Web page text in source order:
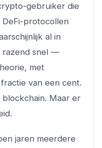
gebruiker die
protocollen
al in
razend snel —
met
van een cent.
Maar er
jaren meerdere